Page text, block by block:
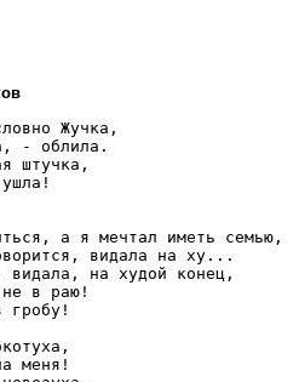
Жучка,
- облила.
штучка,
а я мечтал иметь семью,
видала на ху...
на худой конец,
в раю!
меня!